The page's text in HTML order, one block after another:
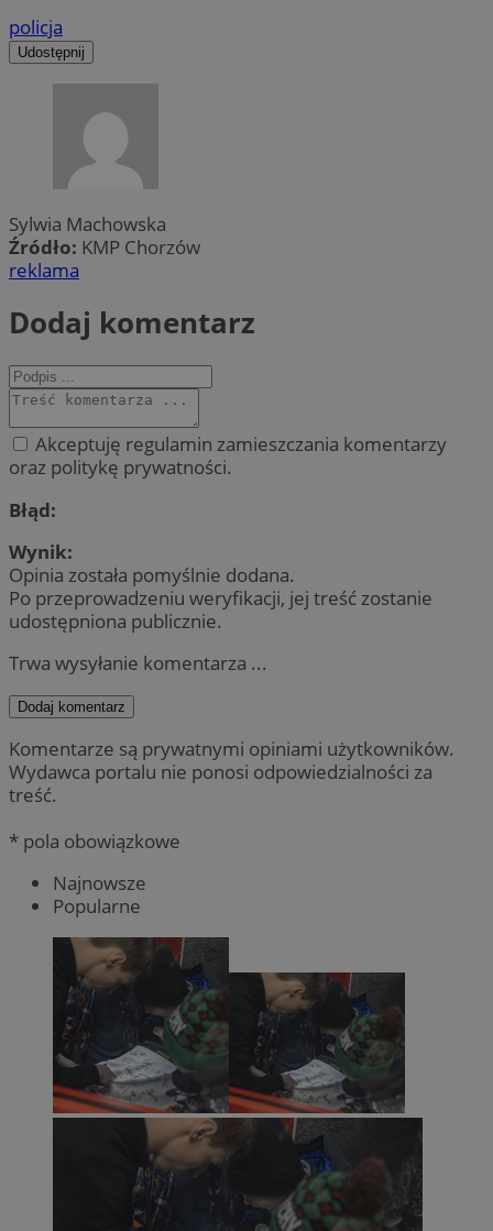
policja
Udostępnij
Sylwia Machowska
Źródło: KMP Chorzów
reklama
Dodaj komentarz
Akceptuję regulamin zamieszczania komentarzy
oraz politykę prywatności.
Błąd:
Wynik:
Opinia została pomyślnie dodana.
Po przeprowadzeniu weryfikacji, jej treść zostanie
udostępniona publicznie.
Trwa wysyłanie komentarza ...
Dodaj komentarz
Komentarze są prywatnymi opiniami użytkowników.
Wydawca portalu nie ponosi odpowiedzialności za
treść.
* pola obowiązkowe
Najnowsze
Popularne